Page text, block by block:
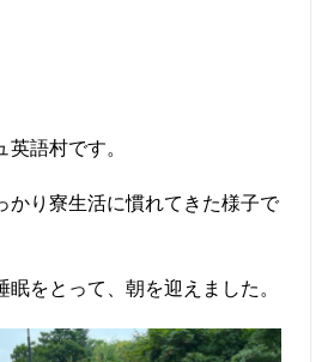
語村です。
かり寮生活に慣れてきた様子で
眠をとって、朝を迎えました。